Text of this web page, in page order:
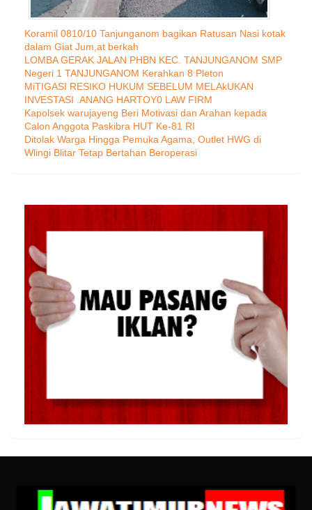
Koramil 0810/10 Tanjunganom bagikan Ratusan Nasi kotak
dalam Giat Jum,at berkah
LOMBA GERAK JALAN PHBN KEC. TANJUNGANOM SMP
Negeri 1 TANJUNGANOM Kerahkan 8 Pleton
MiTIGASI RESIKO HUKUM SEBELUM MELAkUKAN
INVESTASI .ANANG HARTOY0 LAW FIRM
Kapolsek warujayeng Beri Motivasi dan Arahan kepada
Calon Anggota Paskibra HUT Ke-81 RI
Ditolak Warga Hingga Pemuka Agama, Outlet HWG di
Wlingi Blitar Tetap Bertahan Beroperasi